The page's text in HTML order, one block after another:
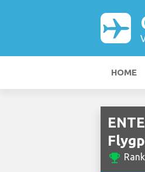
HOME
emoji_events